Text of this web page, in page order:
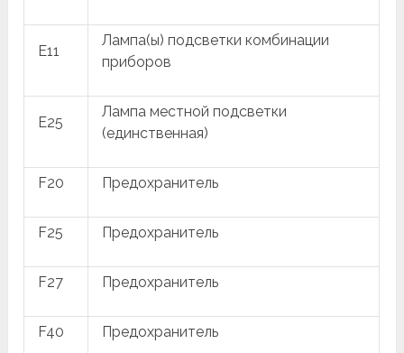
E11
Лампа(ы) подсветки комбинации
приборов
E25
Лампа местной подсветки
(единственная)
F20 Предохранитель
F25 Предохранитель
F27 Предохранитель
F40 Предохранитель